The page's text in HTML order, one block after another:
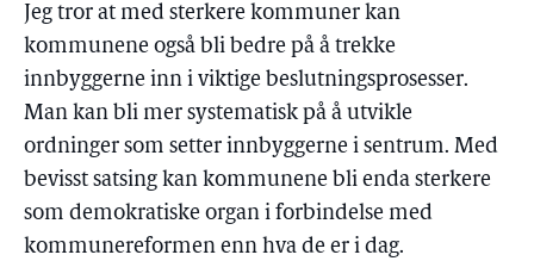
Jeg tror at med sterkere kommuner kan
kommunene også bli bedre på å trekke
innbyggerne inn i viktige beslutningsprosesser.
Man kan bli mer systematisk på å utvikle
ordninger som setter innbyggerne i sentrum. Med
bevisst satsing kan kommunene bli enda sterkere
som demokratiske organ i forbindelse med
kommunereformen enn hva de er i dag.